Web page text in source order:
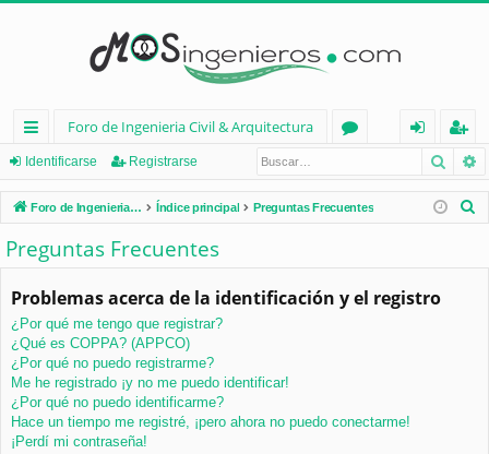
nl
ac
es
rá
pi
d
os
Foro de Ingenieria Civil & Arquitectura
os
nt
ifi
rs
eg
ist
ra
Identificarse Registrarse
Foro de Ingenieria Civil & Arquitectura Índice principal Preguntas Frecuentes
Preguntas Frecuentes
Problemas acerca de la identificación y el registro
¿Por qué me tengo que registrar?
¿Qué es COPPA? (APPCO)
¿Por qué no puedo registrarme?
Me he registrado ¡y no me puedo identificar!
¿Por qué no puedo identificarme?
Hace un tiempo me registré, ¡pero ahora no puedo conectarme!
¡Perdí mi contraseña!